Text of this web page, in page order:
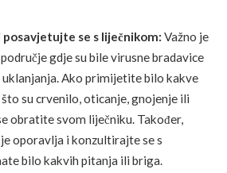
se s liječnikom: Važno je
gdje su bile virusne bradavice
Ako primijetite bilo kakve
su crvenilo, oticanje, gnojenje ili
obratite svom liječniku. Također,
oporavlja i konzultirajte se s
bilo kakvih pitanja ili briga.